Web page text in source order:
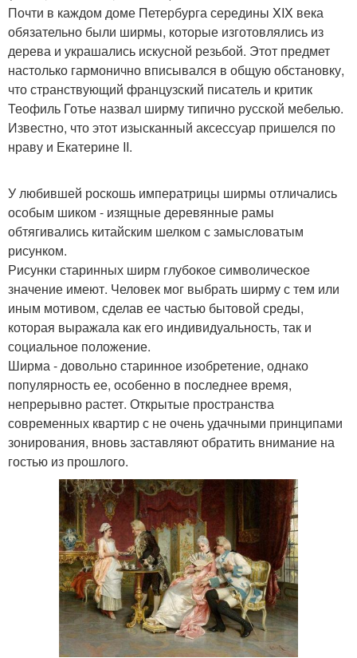
Почти в каждом доме Петербурга середины XIX века
обязательно были ширмы, которые изготовлялись из
дерева и украшались искусной резьбой. Этот предмет
настолько гармонично вписывался в общую обстановку,
что странствующий французский писатель и критик
Теофиль Готье назвал ширму типично русской мебелью.
Известно, что этот изысканный аксессуар пришелся по
нраву и Екатерине II.
У любившей роскошь императрицы ширмы отличались
особым шиком - изящные деревянные рамы
обтягивались китайским шелком с замысловатым
рисунком.
Рисунки старинных ширм глубокое символическое
значение имеют. Человек мог выбрать ширму с тем или
иным мотивом, сделав ее частью бытовой среды,
которая выражала как его индивидуальность, так и
социальное положение.
Ширма - довольно старинное изобретение, однако
популярность ее, особенно в последнее время,
непрерывно растет. Открытые пространства
современных квартир с не очень удачными принципами
зонирования, вновь заставляют обратить внимание на
гостью из прошлого.